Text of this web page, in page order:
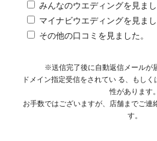
みんなのウエディングを見まし
マイナビウエディングを見まし
その他の口コミを見ました。
※送信完了後に自動返信メールが
ドメイン指定受信をされてい る、もし
性があります。
お手数ではございますが、店舗までご連
す。